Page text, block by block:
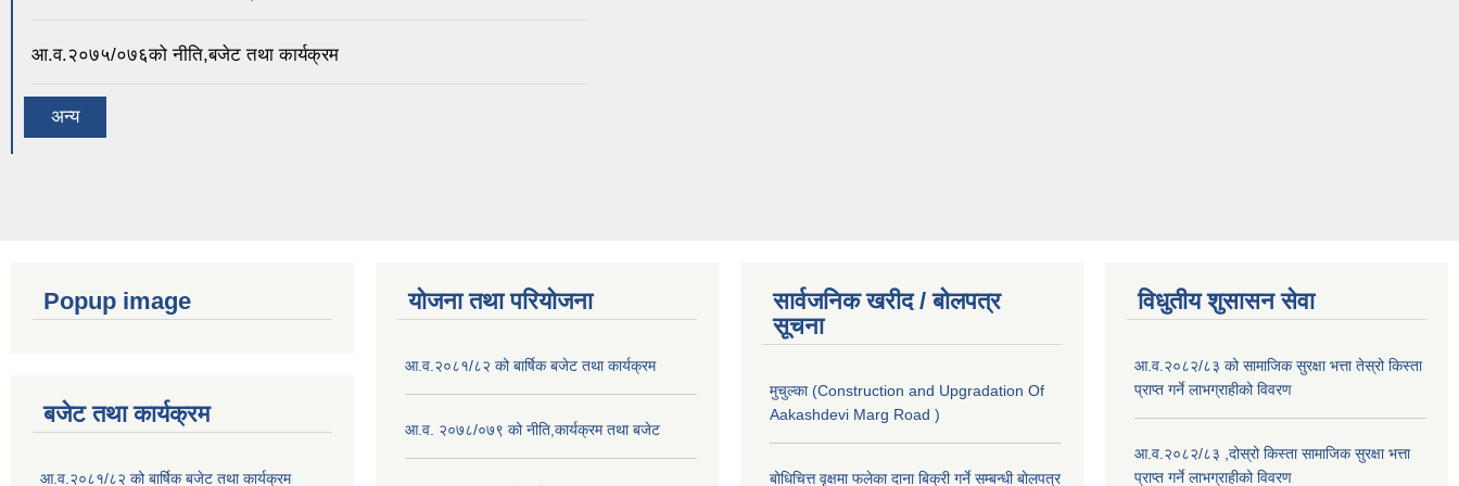
आ.व.२०७५/०७६को नीति,बजेट तथा कार्यक्रम
अन्य
Popup image
बजेट तथा कार्यक्रम
आ.व.२०८१/८२ को बार्षिक बजेट तथा कार्यक्रम
योजना तथा परियोजना
आ.व.२०८१/८२ को बार्षिक बजेट तथा कार्यक्रम
आ.व. २०७८/०७९ को नीति,कार्यक्रम तथा बजेट
सार्वजनिक खरीद / बोलपत्र
सूचना
मुचुल्का (Construction and Upgradation Of
Aakashdevi Marg Road )
बोधिचित्त वृक्षमा फलेका दाना बिक्री गर्ने सम्बन्धी बोलपत्र
विधुतीय शुसासन सेवा
आ.व.२०८२/८३ को सामाजिक सुरक्षा भत्ता तेस्रो किस्ता
प्राप्त गर्ने लाभग्राहीको विवरण
आ.व.२०८२/८३ ,दोस्रो किस्ता सामाजिक सुरक्षा भत्ता
प्राप्त गर्ने लाभग्राहीको विवरण